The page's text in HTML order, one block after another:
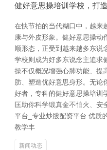
健好意思操培训学校，打
在快节拍的当代糊口中，越来
康与外皮形象。健好意思操动
顺形态，正受到越来越多东说
学校则成为好多东说念主追求
操不仅概况增强心肺功能、提
肪、塑造优好意思身形。无论
好者，专科的健好意思操培训
匡助你科学锻真金不怕火、安
平台_专业炒股配资平台 优质
教学丰
新闻动态